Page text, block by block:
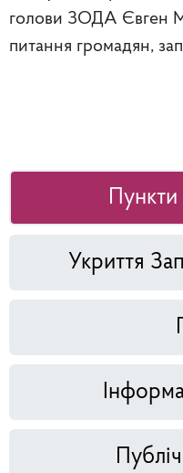
голови ЗОДА Євген
питання громадян,
Укриття